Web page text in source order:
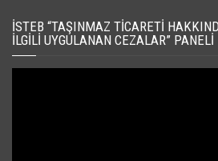
İSTEB “TAŞINMAZ TICARETI
İLGILI UYGULANAN CEZALAR”